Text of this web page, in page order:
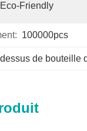
Eco-Friendly
100000pcs
dessus de bouteille